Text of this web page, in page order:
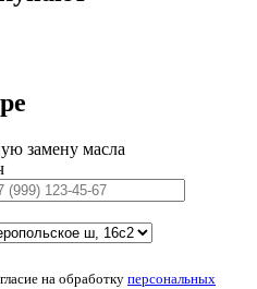
замену масла
на обработку персональных